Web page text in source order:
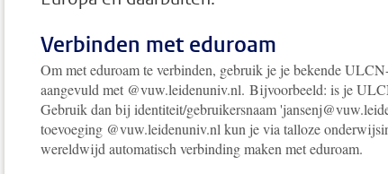
Verbinden met eduroam
Om met eduroam te verbinden, gebruik je je bekende
aangevuld met @vuw.leidenuniv.nl. Bijvoorbeeld: is je
Gebruik dan bij identiteit/gebruikersnaam
toevoeging @vuw.leidenuniv.nl kun je via talloze
wereldwijd automatisch verbinding maken met eduroam.